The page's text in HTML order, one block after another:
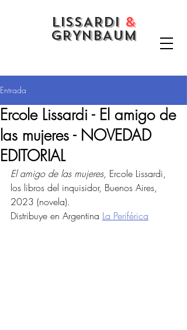
LISSARDI &
GRYNBAUM
Entrada
Ercole Lissardi - El amigo de
las mujeres - NOVEDAD
EDITORIAL
El amigo de las mujeres, Ercole Lissardi,
los libros del inquisidor, Buenos Aires,
2023 (novela).
Distribuye en Argentina La Periférica